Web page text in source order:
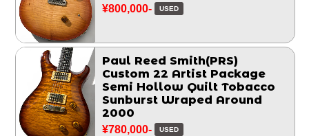
¥800,000- USED
Paul Reed Smith(PRS)
Custom 22 Artist Package
Semi Hollow Quilt Tobacco
Sunburst Wraped Around
2000
¥780,000- USED